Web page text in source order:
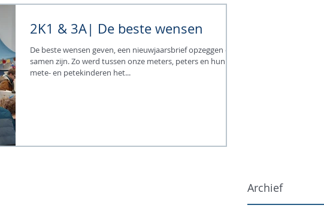
2K1 & 3A| De beste wensen
De beste wensen geven, een nieuwjaarsbrief opzeggen en
samen zijn. Zo werd tussen onze meters, peters en hun
mete- en petekinderen het...
Archief